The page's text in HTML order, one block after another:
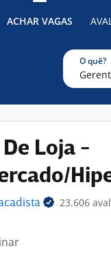
ACHAR VAGAS
O quê?
Loja -
23.606